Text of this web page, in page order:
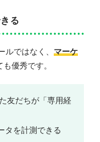
る
ルではなく、 マーケ
も優秀です。
友だちが「専用経
タを計測できる